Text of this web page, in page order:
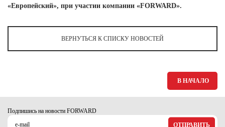
«Европейский», при участии компании «FORWARD».
ВЕРНУТЬСЯ К СПИСКУ НОВОСТЕЙ
В НАЧАЛО
Подпишись на новости FORWARD
ОТПРАВИТЬ